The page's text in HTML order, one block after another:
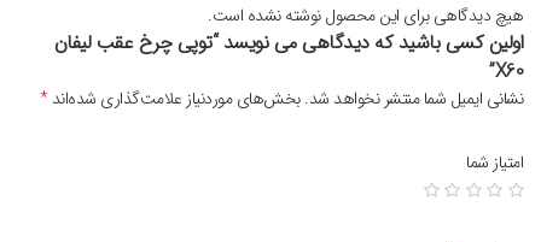
هیچ دیدگاهی برای این محصول نوشته نشده است.
اولین کسی باشید که دیدگاهی می نویسد “توپی چرخ عقب لیفان
X60”
نشانی ایمیل شما منتشر نخواهد شد. بخش‌های موردنیاز علامت‌گذاری شده‌اند*
امتیاز شما